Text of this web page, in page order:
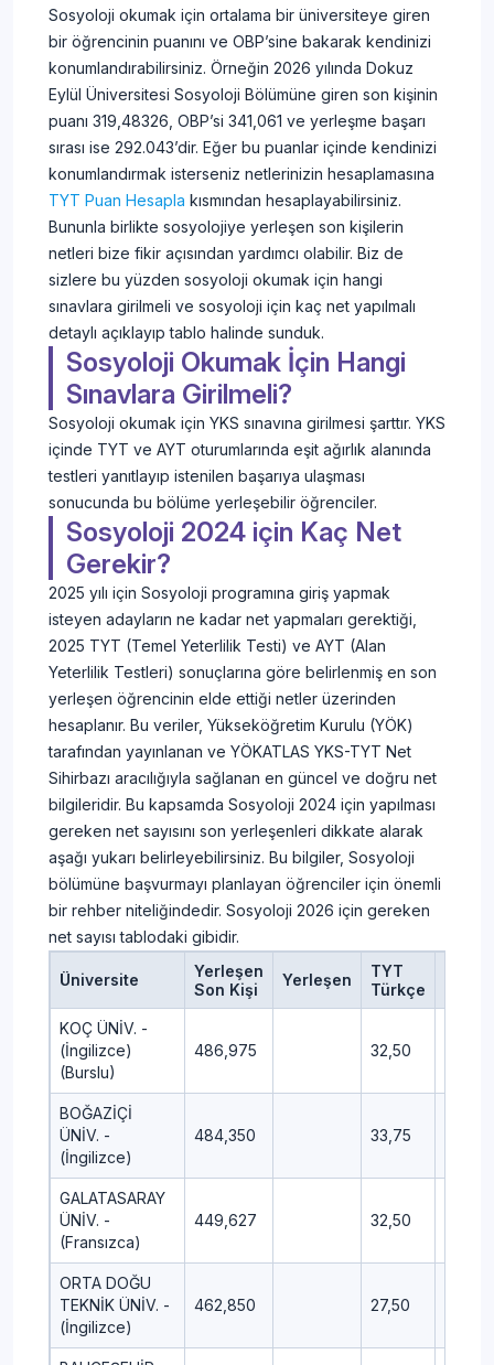
Sosyoloji okumak için ortalama bir üniversiteye giren
bir öğrencinin puanını ve OBP’sine bakarak kendinizi
konumlandırabilirsiniz. Örneğin 2026 yılında Dokuz
Eylül Üniversitesi Sosyoloji Bölümüne giren son kişinin
puanı 319,48326, OBP’si 341,061 ve yerleşme başarı
sırası ise 292.043’dir. Eğer bu puanlar içinde kendinizi
konumlandırmak isterseniz netlerinizin hesaplamasına
TYT Puan Hesapla kısmından hesaplayabilirsiniz.
Bununla birlikte sosyolojiye yerleşen son kişilerin
netleri bize fikir açısından yardımcı olabilir. Biz de
sizlere bu yüzden sosyoloji okumak için hangi
sınavlara girilmeli ve sosyoloji için kaç net yapılmalı
detaylı açıklayıp tablo halinde sunduk.
Sosyoloji Okumak İçin Hangi
Sınavlara Girilmeli?
Sosyoloji okumak için YKS sınavına girilmesi şarttır. YKS
içinde TYT ve AYT oturumlarında eşit ağırlık alanında
testleri yanıtlayıp istenilen başarıya ulaşması
sonucunda bu bölüme yerleşebilir öğrenciler.
Sosyoloji 2024 için Kaç Net
Gerekir?
2025 yılı için Sosyoloji programına giriş yapmak
isteyen adayların ne kadar net yapmaları gerektiği,
2025 TYT (Temel Yeterlilik Testi) ve AYT (Alan
Yeterlilik Testleri) sonuçlarına göre belirlenmiş en son
yerleşen öğrencinin elde ettiği netler üzerinden
hesaplanır. Bu veriler, Yükseköğretim Kurulu (YÖK)
tarafından yayınlanan ve YÖKATLAS YKS-TYT Net
Sihirbazı aracılığıyla sağlanan en güncel ve doğru net
bilgileridir. Bu kapsamda Sosyoloji 2024 için yapılması
gereken net sayısını son yerleşenleri dikkate alarak
aşağı yukarı belirleyebilirsiniz. Bu bilgiler, Sosyoloji
bölümüne başvurmayı planlayan öğrenciler için önemli
bir rehber niteliğindedir. Sosyoloji 2026 için gereken
net sayısı tablodaki gibidir.
Üniversite
Yerleşen
Son Kişi
Yerleşen
TYT
Türkçe
KOÇ ÜNİV. -
(İngilizce)
(Burslu)
486,975 32,50
BOĞAZİÇİ
ÜNİV. -
(İngilizce)
484,350 33,75
GALATASARAY
ÜNİV. -
(Fransızca)
449,627 32,50
ORTA DOĞU
TEKNİK ÜNİV. -
(İngilizce)
462,850 27,50